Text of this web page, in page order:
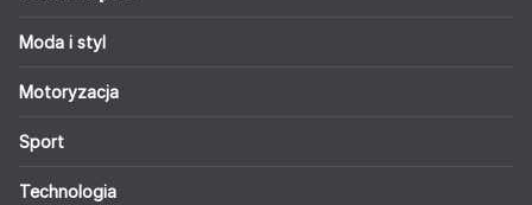
Moda i styl
Motoryzacja
Sport
Technologia